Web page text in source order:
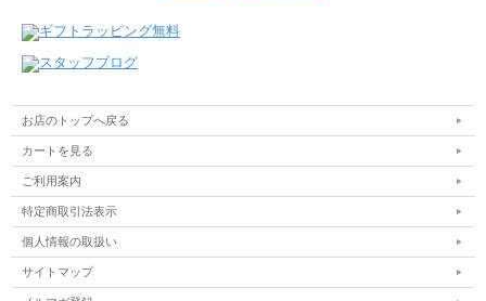
お店のトップへ戻る
カートを見る
ご利用案内
特定商取引法表示
個人情報の取扱い
サイトマップ